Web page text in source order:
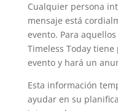
Cualquier persona
mensaje está
evento. Para
Timeless Today
evento y hará un
Esta información
ayudar en su